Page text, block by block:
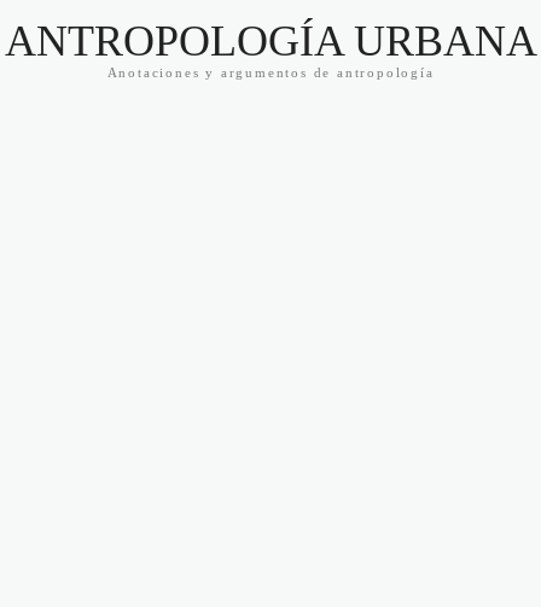
ANTROPOLOGÍA URBANA
Anotaciones y argumentos de antropología